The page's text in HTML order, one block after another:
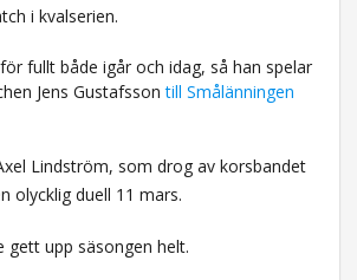
i kvalserien.
fullt både igår och idag, så han spelar
Jens Gustafssontill Smålänningen
Lindström, som drog av korsbandet
olycklig duell 11 mars.
gett upp säsongen helt.